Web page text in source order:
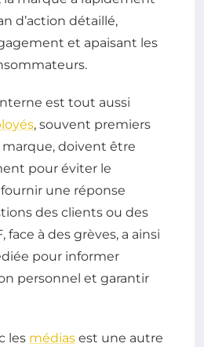
d’action détaillé,
et apaisant les
est tout aussi
, souvent premiers
marque, doivent être
pour éviter le
une réponse
des clients ou des
face à des grèves, a ainsi
pour informer
personnel et garantir
les médias est une autre